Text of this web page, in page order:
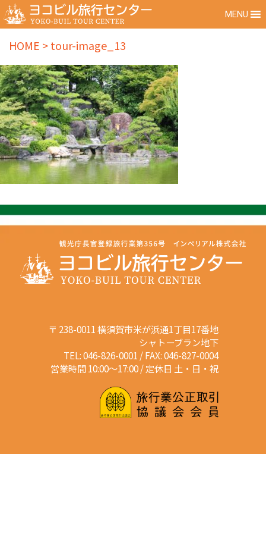
MENU
HOME >tour-image_13
〒 238-0011 横須賀市米が浜通1丁目17番地
シャトーブラン地下
TEL: 046-826-0001 / FAX: 046-827-0004
営業時間 10:00～17:00 / 定休日 土・日・祝